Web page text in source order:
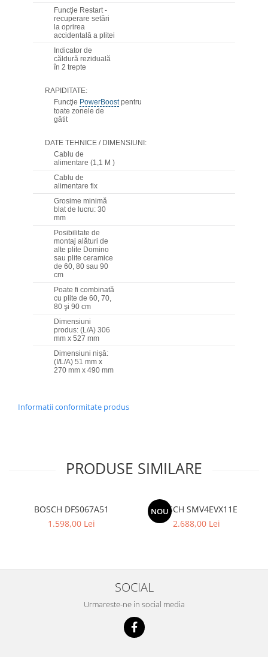
Funcţie Restart -
recuperare setări
la oprirea
accidentală a plitei
Indicator de
căldură reziduală
în 2 trepte
RAPIDITATE:
Funcţie PowerBoostpentru
toate zonele de
gătit
DATE TEHNICE / DIMENSIUNI:
Cablu de
alimentare (1,1 M )
Cablu de
alimentare fix
Grosime minimă
blat de lucru: 30
mm
Posibilitate de
montaj alături de
alte plite Domino
sau plite ceramice
de 60, 80 sau 90
cm
Poate fi combinată
cu plite de 60, 70,
80 şi 90 cm
Dimensiuni
produs: (L/A) 306
mm x 527 mm
Dimensiuni nișă:
(I/L/A) 51 mm x
270 mm x 490 mm
Informatii conformitate produs
PRODUSE SIMILARE
BOSCH DFS067A51
1.598,00 Lei
NOU
BOSCH SMV4EVX11E
2.688,00 Lei
SOCIAL
Urmareste-ne in social media